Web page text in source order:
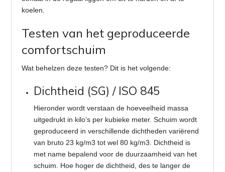
koelen.
Testen van het geproduceerde
comfortschuim
Wat behelzen deze testen? Dit is het volgende:
Dichtheid (SG) / ISO 845
Hieronder wordt verstaan de hoeveelheid massa
uitgedrukt in kilo’s per kubieke meter. Schuim wordt
geproduceerd in verschillende dichtheden variërend
van bruto 23 kg/m3 tot wel 80 kg/m3. Dichtheid is
met name bepalend voor de duurzaamheid van het
schuim. Hoe hoger de dichtheid, des te langer de